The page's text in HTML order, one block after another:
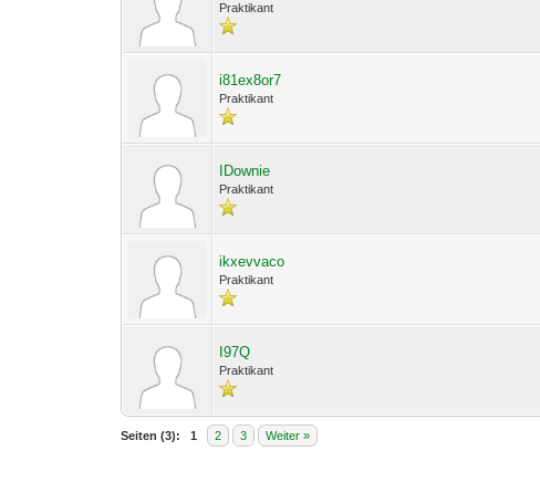
Praktikant
i81ex8or7
Praktikant
IDownie
Praktikant
ikxevvaco
Praktikant
I97Q
Praktikant
Seiten (3): 1 2 3 Weiter »